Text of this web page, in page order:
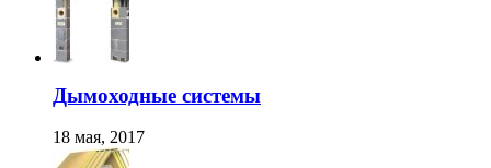
Дымоходные системы
18 мая, 2017